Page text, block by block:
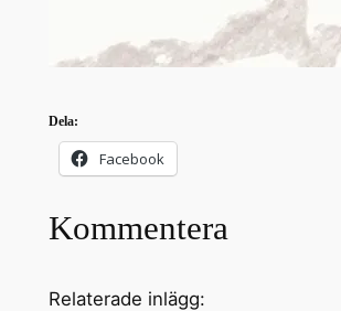
Dela:
Facebook
Kommentera
Relaterade inlägg: